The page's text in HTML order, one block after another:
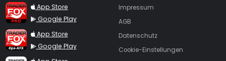
TraderFox Pro
App Store
Google Play
TraderFox dpa-AFX ProFeed
App Store
Google Play
Impressum
AGB
Datenschutz
Cookie-Einstellungen